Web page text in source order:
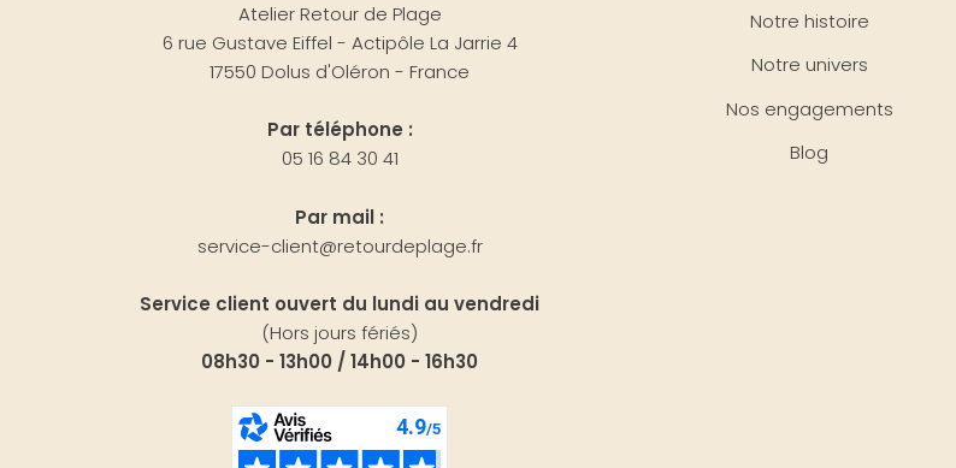
Atelier Retour de Plage
6 rue Gustave Eiffel - Actipôle La Jarrie 4
17550 Dolus d'Oléron - France
Par téléphone :
05 16 84 30 41
Par mail :
service-client@retourdeplage.fr
Service client ouvert du lundi au vendredi
(Hors jours fériés)
08h30 - 13h00 / 14h00 - 16h30
Notre histoire
Notre univers
Nos engagements
Blog